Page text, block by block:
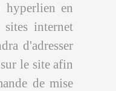
hyperlien en
internet
d'adresser
le site afin
de mise